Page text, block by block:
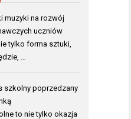
muzyki na rozwój
uczniów
tylko forma sztuki,
…
szkolny poprzedzany
to nie tylko okazja